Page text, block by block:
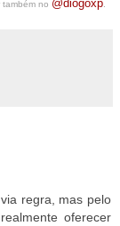
também no @diogoxp
regra, mas pelo
oferecer